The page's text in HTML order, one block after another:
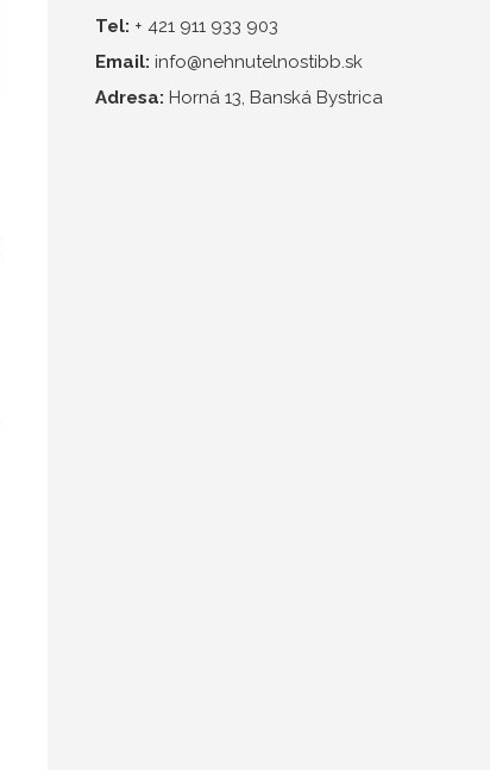
Tel: + 421 911 933 903
Email: info@nehnutelnostibb.sk
Adresa: Horná 13, Banská Bystrica